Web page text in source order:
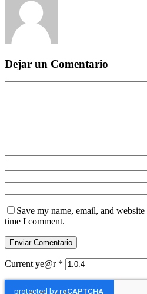
Dejar un Comentario
Save my name, email, and
time I comment.
Current ye@r *